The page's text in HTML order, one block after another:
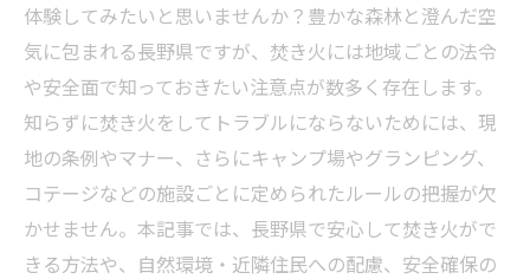
体験してみたいと思いませんか？豊かな森林と澄んだ空
気に包まれる長野県ですが、焚き火には地域ごとの法令
や安全面で知っておきたい注意点が数多く存在します。
知らずに焚き火をしてトラブルにならないためには、現
地の条例やマナー、さらにキャンプ場やグランピング、
コテージなどの施設ごとに定められたルールの把握が欠
かせません。本記事では、長野県で安心して焚き火がで
きる方法や、自然環境・近隣住民への配慮、安全確保の